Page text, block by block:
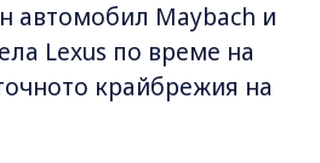
автомобил Maybach и
Lexus по време на
крайбрежия на